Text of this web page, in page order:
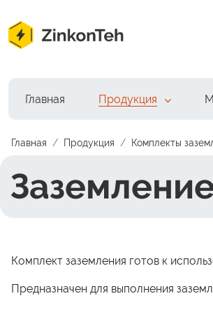
Главная Продукция
Главная Продукция Комплекты
Комплект заземления готов к
Предназначен для выполнения